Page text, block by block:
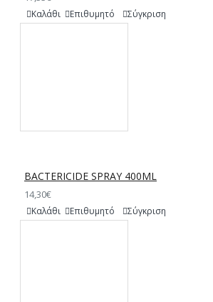
Καλάθι Επιθυμητό Σύγκριση
BACTERICIDE SPRAY 400ML
14,30€
Καλάθι Επιθυμητό Σύγκριση